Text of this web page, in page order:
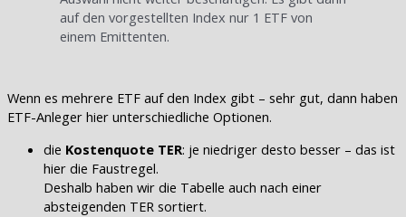
auf den vorgestellten Index nur 1 ETF von
einem Emittenten.
Wenn es mehrere ETF auf den Index gibt – sehr gut, dann haben
ETF-Anleger hier unterschiedliche Optionen.
die Kostenquote TER: je niedriger desto besser – das ist
hier die Faustregel.
Deshalb haben wir die Tabelle auch nach einer
absteigenden TER sortiert.